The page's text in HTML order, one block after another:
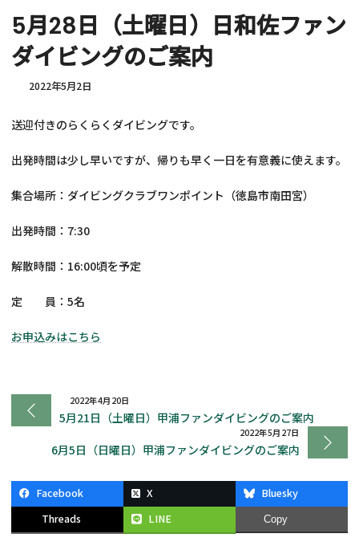
5月28日（土曜日）日和佐ファン
ダイビングのご案内
2022年5月2日
送迎付きのらくらくダイビングです。
出発時間は少し早いですが、帰りも早く一日を有意義に使えます。
集合場所：ダイビングクラブワンポイント（徳島市南田宮）
出発時間：7:30
解散時間：16:00頃を予定
定 員：5名
お申込みはこちら
2022年4月20日
5月21日（土曜日）甲浦ファンダイビングのご案内
2022年5月27日
6月5日（日曜日）甲浦ファンダイビングのご案内
Facebook X
Bluesky
Threads
LINE Copy